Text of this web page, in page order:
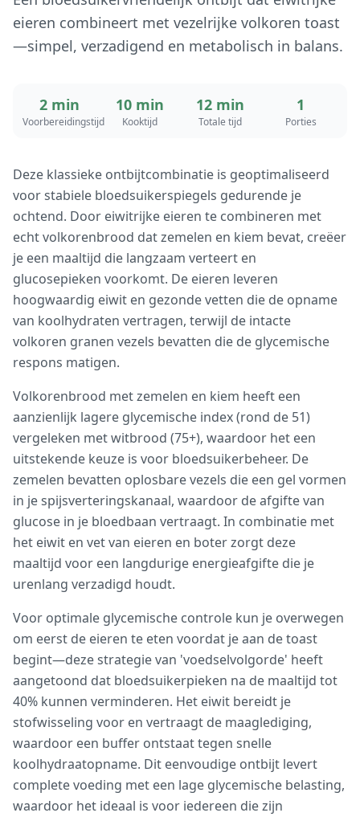
eieren combineert met vezelrijke volkoren toast
—simpel, verzadigend en metabolisch in balans.
2 min
Voorbereidingstijd
10 min
Kooktijd
12 min
Totale tijd
1
Porties
Deze klassieke ontbijtcombinatie is geoptimaliseerd
voor stabiele bloedsuikerspiegels gedurende je
ochtend. Door eiwitrijke eieren te combineren met
echt volkorenbrood dat zemelen en kiem bevat, creëer
je een maaltijd die langzaam verteert en
glucosepieken voorkomt. De eieren leveren
hoogwaardig eiwit en gezonde vetten die de opname
van koolhydraten vertragen, terwijl de intacte
volkoren granen vezels bevatten die de glycemische
respons matigen.
Volkorenbrood met zemelen en kiem heeft een
aanzienlijk lagere glycemische index (rond de 51)
vergeleken met witbrood (75+), waardoor het een
uitstekende keuze is voor bloedsuikerbeheer. De
zemelen bevatten oplosbare vezels die een gel vormen
in je spijsverteringskanaal, waardoor de afgifte van
glucose in je bloedbaan vertraagt. In combinatie met
het eiwit en vet van eieren en boter zorgt deze
maaltijd voor een langdurige energieafgifte die je
urenlang verzadigd houdt.
Voor optimale glycemische controle kun je overwegen
om eerst de eieren te eten voordat je aan de toast
begint—deze strategie van 'voedselvolgorde' heeft
aangetoond dat bloedsuikerpieken na de maaltijd tot
40% kunnen verminderen. Het eiwit bereidt je
stofwisseling voor en vertraagt de maaglediging,
waardoor een buffer ontstaat tegen snelle
koolhydraatopname. Dit eenvoudige ontbijt levert
complete voeding met een lage glycemische belasting,
waardoor het ideaal is voor iedereen die zijn